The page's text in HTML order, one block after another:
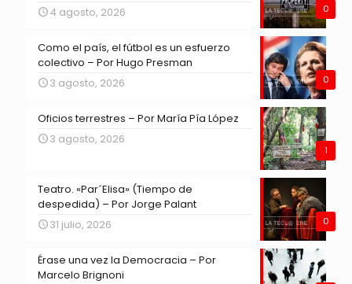
0
4 agosto, 2026
0
Como el país, el fútbol es un esfuerzo
colectivo – Por Hugo Presman
3 agosto, 2026
1
Oficios terrestres – Por María Pía López
3 agosto, 2026
0
Teatro. «Par´Elisa» (Tiempo de
despedida) – Por Jorge Palant
31 julio, 2026
Érase una vez la Democracia – Por
Marcelo Brignoni